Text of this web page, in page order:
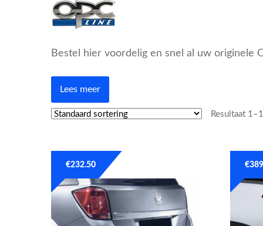
Bestel hier voordelig en snel al uw originele
Lees meer
Resultaat
€232.50 €